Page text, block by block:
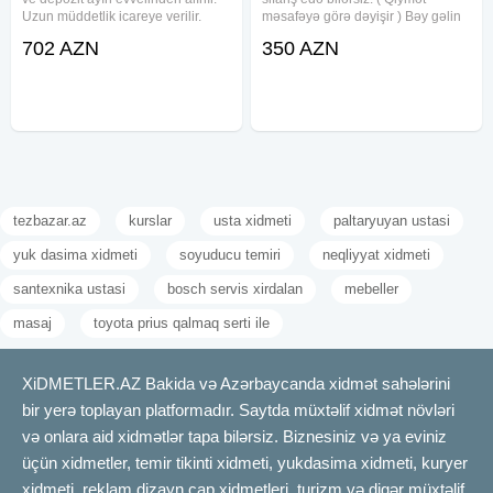
Uzun müddetlik icareye verilir.
verlir. Maşın əla vezyətdədi heç bir
702 AZN
məsafəyə görə dəyişir ) Bəy gəlin
Körpələrin Doğum Evindən
350 AZN
tezbazar.az kurslar usta xidmeti paltaryuyan ustasi
yuk dasima xidmeti soyuducu temiri neqliyyat xidmeti
santexnika ustasi bosch servis xirdalan mebeller
masaj toyota prius qalmaq serti ile
XiDMETLER.AZ Bakida və Azərbaycanda xidmət sahələrini
bir yerə toplayan platformadır. Saytda müxtəlif xidmət növləri
və onlara aid xidmətlər tapa bilərsiz. Biznesiniz və ya eviniz
üçün xidmetler, temir tikinti xidmeti, yukdasima xidmeti, kuryer